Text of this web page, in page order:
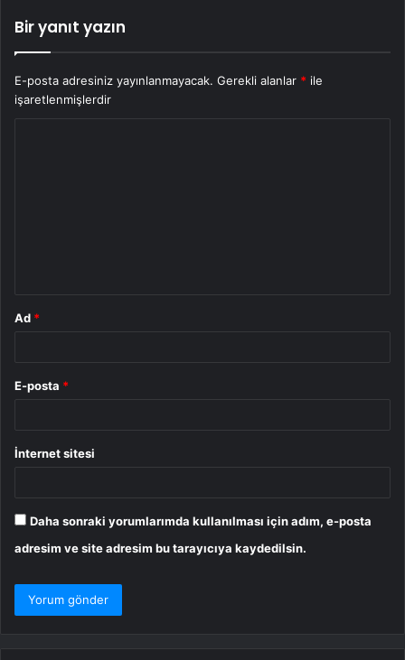
Bir yanıt yazın
E-posta adresiniz yayınlanmayacak. Gerekli alanlar * ile
işaretlenmişlerdir
Ad *
E-posta *
İnternet sitesi
Daha sonraki yorumlarımda kullanılması için adım, e-posta
adresim ve site adresim bu tarayıcıya kaydedilsin.